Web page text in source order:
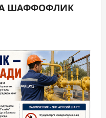
ШАФФОФЛИК